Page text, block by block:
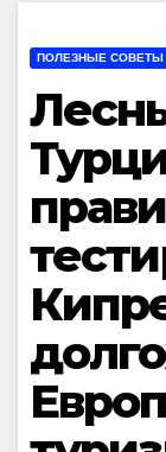
ПОЛЕЗНЫЕ СОВЕТЫ